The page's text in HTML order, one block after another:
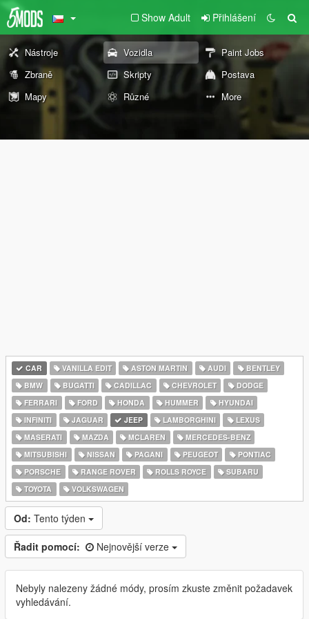
Show Adult Přihlášení
Nástroje Vozidla
Paint Jobs
Zbraně
Skripty
Postava
Mapy
Různé More
CAR VANILLA EDIT ASTON MARTIN AUDI
BENTLEY
BMW
BUGATTI CADILLAC CHEVROLET
DODGE
FERRARI
FORD HONDA HUMMER
HYUNDAI
INFINITI
JAGUAR JEEP LAMBORGHINI
LEXUS
MASERATI
MAZDA MCLAREN
MERCEDES-BENZ
MITSUBISHI
NISSAN PAGANI PEUGEOT
PONTIAC
PORSCHE
RANGE ROVER ROLLS ROYCE
SUBARU
TOYOTA
VOLKSWAGEN
Od: Tento týden
Řadit pomocí: Nejnovější verze
Nebyly nalezeny žádné módy, prosím zkuste změnit požadavek
vyhledávání.